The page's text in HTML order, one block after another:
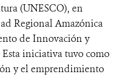
(UNESCO), en
Regional Amazónica
de Innovación y
iniciativa tuvo como
y el emprendimiento